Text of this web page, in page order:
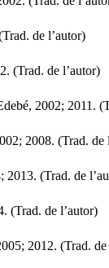
de l’autor)
(Trad. de l’autor)
2002; 2011.
2008. (Trad.
(Trad. de
(Trad. de l’autor)
2012. (Trad. de